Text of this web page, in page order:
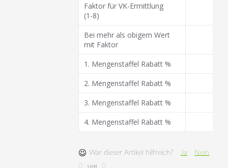
Faktor für VK-Ermittlung
(1-8)
Bei mehr als obigem Wert
mit Faktor
1. Mengenstaffel Rabatt %
2. Mengenstaffel Rabatt %
3. Mengenstaffel Rabatt %
4. Mengenstaffel Rabatt %
War dieser Artikel hilfreich? Ja
Nein
0
von 0